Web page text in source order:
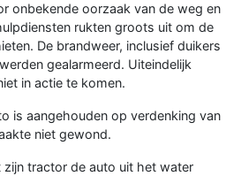
onbekende oorzaak van de weg en
rukten groots uit om de
De brandweer, inclusief duikers
gealarmeerd. Uiteindelijk
in actie te komen.
is aangehouden op verdenking van
niet gewond.
tractor de auto uit het water